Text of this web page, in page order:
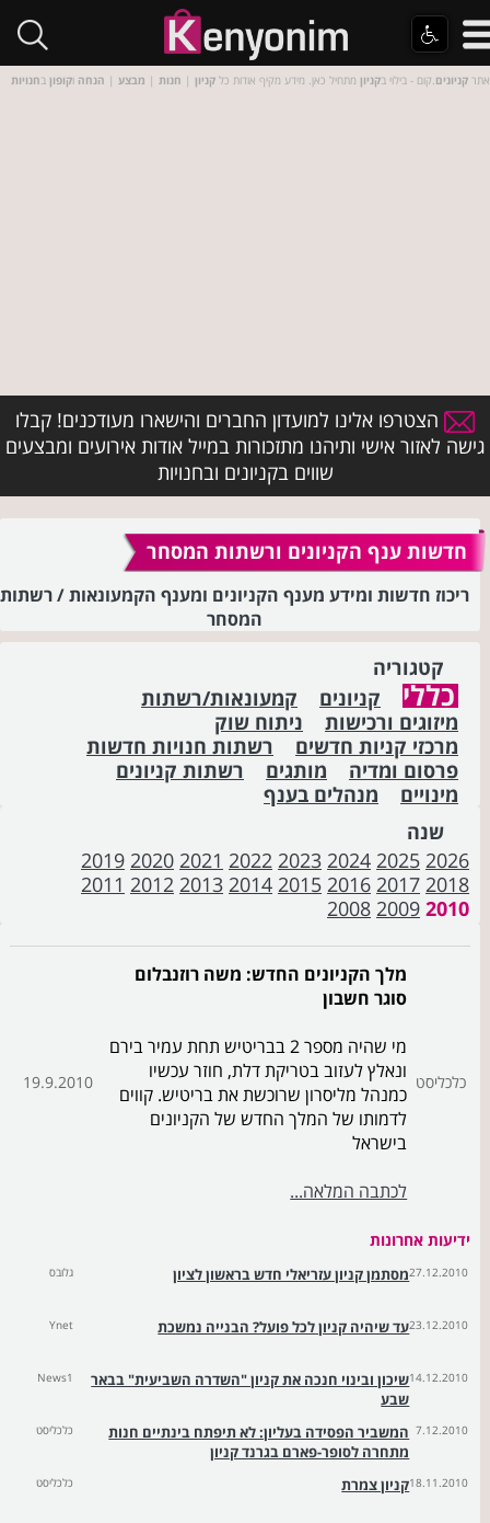
אתר קניונים.קום - בילוי בקניון מתחיל כאן. מידע מקיף אודות כל קניון | חנות | מבצע | הנחה וקופון בחנויות
הצטרפו אלינו למועדון החברים והישארו מעודכנים! קבלו
גישה לאזור אישי ותיהנו מתזכורות במייל אודות אירועים ומבצעים
שווים בקניונים ובחנויות
חדשות ענף הקניונים ורשתות המסחר
ריכוז חדשות ומידע מענף הקניונים ומענף הקמעונאות / רשתות
המסחר
קטגוריה
כללי קניונים
קמעונאות/רשתות
מיזוגים ורכישות
ניתוח שוק
מרכזי קניות חדשים
רשתות חנויות חדשות
פרסום ומדיה
מותגים
רשתות קניונים
מינויים
מנהלים בענף
שנה
2026
2025
2024
2023
2022
2021
2020
2019
2018
2017
2016
2015
2014
2013
2012
2011
2010
2009
2008
כלכליסט
מלך הקניונים החדש: משה רוזנבלום
סוגר חשבון
מי שהיה מספר 2 בבריטיש תחת עמיר בירם
ונאלץ לעזוב בטריקת דלת, חוזר עכשיו
כמנהל מליסרון שרוכשת את בריטיש. קווים
לדמותו של המלך החדש של הקניונים
בישראל
לכתבה המלאה...
19.9.2010
ידיעות אחרונות
27.12.2010מסתמן קניון עזריאלי חדש בראשון לציון גלובס
23.12.2010עד שיהיה קניון לכל פועל? הבנייה נמשכת Ynet
14.12.2010שיכון ובינוי חנכה את קניון "השדרה השביעית" בבאר
שבע
News1
7.12.2010 המשביר הפסידה בעליון: לא תיפתח בינתיים חנות
מתחרה לסופר-פארם בגרנד קניון
כלכליסט
18.11.2010קניון צמרת כלכליסט